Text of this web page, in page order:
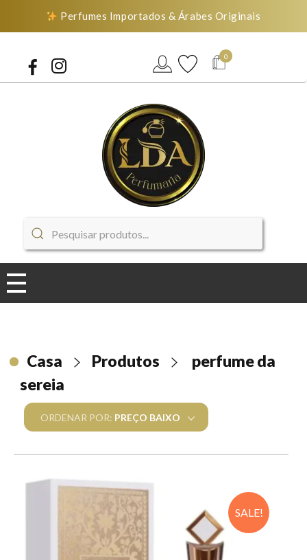
Perfumes Importados & Árabes Originais
0
Masculino
Femininos
PERFUME ÁRABE ORIGINAL
Feminino
Masculino
Casa Produtos
perfume da
sereia
ORDENAR POR: PREÇO BAIXO
SALE!